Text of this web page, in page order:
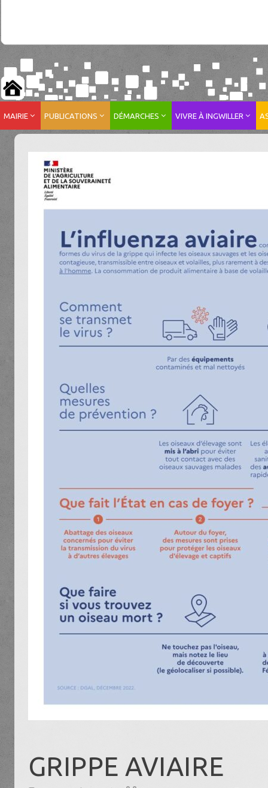
MAIRIE PUBLICATIONS DÉMARCHES VIVRE À INGWILLER
GRIPPE AVIAIRE